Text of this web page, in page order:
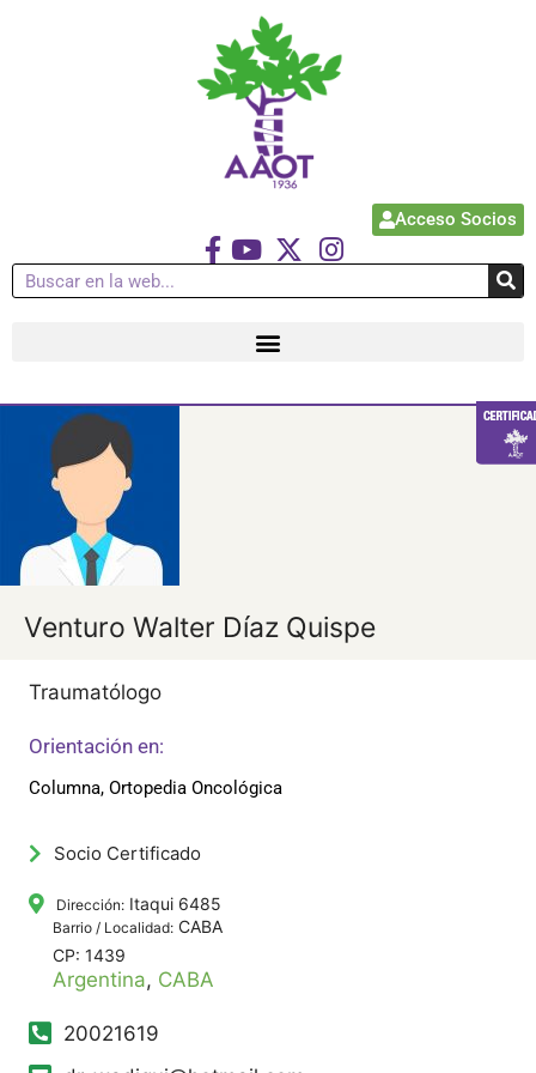
Acceso Socios
Venturo Walter Díaz Quispe
Traumatólogo
Orientación en:
Columna, Ortopedia Oncológica
Socio Certificado
Dirección: Itaqui 6485
Barrio / Localidad: CABA
CP: 1439
Argentina, CABA
20021619